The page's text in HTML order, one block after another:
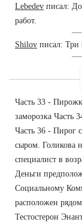
Lebedev писал:
работ.
Shilov писал: Три
Часть 33 -
заморозка
Часть 36 - Пирог
сыром. Голикова
специалист в
Деньги
Социальному
расположен
Тестостерон